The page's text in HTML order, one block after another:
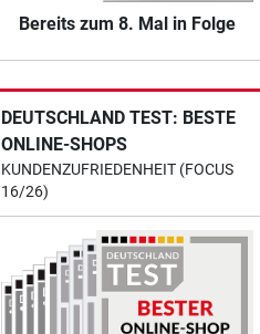
Bereits zum 8. Mal in Folge
DEUTSCHLAND TEST: BESTE
ONLINE-SHOPS
KUNDENZUFRIEDENHEIT (FOCUS
16/26)